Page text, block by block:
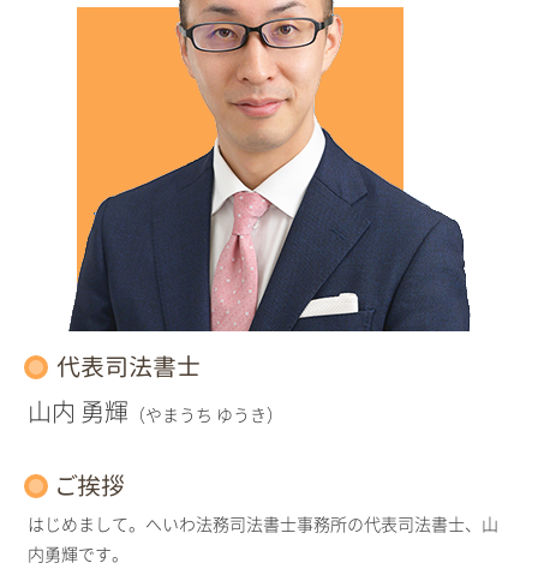
代表司法書士
山内 勇輝 （やまうち ゆうき）
ご挨拶
はじめまして。へいわ法務司法書士事務所の代表司法書士、山
内勇輝です。